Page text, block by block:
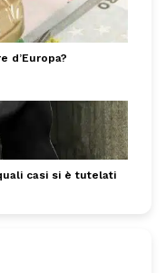
d’Europa?
casi si è tutelati